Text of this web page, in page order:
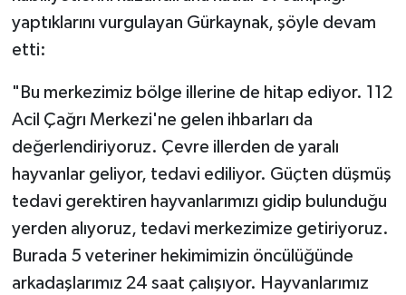
yaptıklarını vurgulayan Gürkaynak, şöyle devam
etti:
"Bu merkezimiz bölge illerine de hitap ediyor. 112
Acil Çağrı Merkezi'ne gelen ihbarları da
değerlendiriyoruz. Çevre illerden de yaralı
hayvanlar geliyor, tedavi ediliyor. Güçten düşmüş
tedavi gerektiren hayvanlarımızı gidip bulunduğu
yerden alıyoruz, tedavi merkezimize getiriyoruz.
Burada 5 veteriner hekimimizin öncülüğünde
arkadaşlarımız 24 saat çalışıyor. Hayvanlarımız
Gaziantep Müftülüğü
Gümüşhane Müftülüğü
Hakkari Müftülüğü
Hatay Müftülüğü
Iğdır Müftülüğü